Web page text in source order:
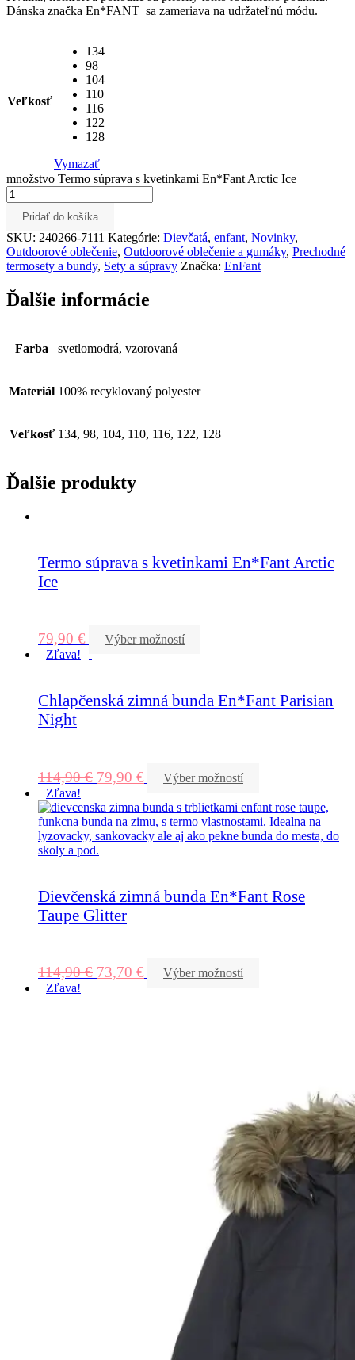
Dánska značka En*FANT sa zameriava na udržateľnú módu.
Veľkosť
134
98
104
110
116
122
128
Vymazať
množstvo Termo súprava s kvetinkami En*Fant Arctic Ice
Pridať do košíka
SKU: 240266-7111 Kategórie: Dievčatá, enfant, Novinky,
Outdoorové oblečenie, Outdoorové oblečenie a gumáky, Prechodné
termosety a bundy, Sety a súpravy Značka: EnFant
Ďalšie informácie
Farba svetlomodrá, vzorovaná
Materiál 100% recyklovaný polyester
Veľkosť 134, 98, 104, 110, 116, 122, 128
Ďalšie produkty
Termo súprava s kvetinkami En*Fant Arctic
Ice
79,90 €
Výber možností
Zľava!
Chlapčenská zimná bunda En*Fant Parisian
Night
114,90€ 79,90 €
Výber možností
Zľava!
Dievčenská zimná bunda En*Fant Rose
Taupe Glitter
114,90€ 73,70 €
Výber možností
Zľava!